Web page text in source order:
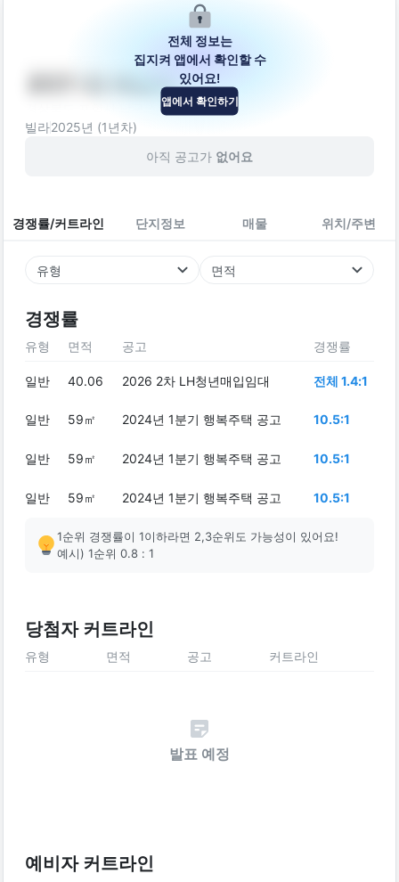
(637-2) 예담채
경상북도 포항시 남구 상공로 26
빌라2025년 (1년차)
아직 공고가 없어요
경쟁률/커트라인 단지정보 매물 위치/주변
유형 면적
경쟁률
전체 정보는
집지켜 앱에서 확인할 수
있어요!
앱에서 확인하기
유형 면적 공고 경쟁률
일반 40.06 2026 2차 LH청년매입임대 전체 1.4:1
일반 59㎡ 2024년 1분기 행복주택 공고 10.5:1
일반 59㎡ 2024년 1분기 행복주택 공고 10.5:1
일반 59㎡ 2024년 1분기 행복주택 공고 10.5:1
1순위 경쟁률이 1이하라면 2,3순위도 가능성이 있어요!
예시) 1순위 0.8 : 1
당첨자 커트라인
유형 면적 공고 커트라인
발표 예정
예비자 커트라인